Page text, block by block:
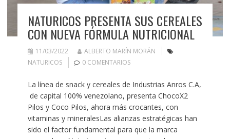
NATURICOS PRESENTA SUS CEREALES
CON NUEVA FÓRMULA NUTRICIONAL
11/03/2022
ALBERTO MARÍN MORÁN
NATURICOS
0 COMENTARIOS
La línea de snack y cereales de Industrias Anros C.A,
de capital 100% venezolano, presenta ChocoX2
Pilos y Coco Pilos, ahora más crocantes, con
vitaminas y mineralesLas alianzas estratégicas han
sido el factor fundamental para que la marca